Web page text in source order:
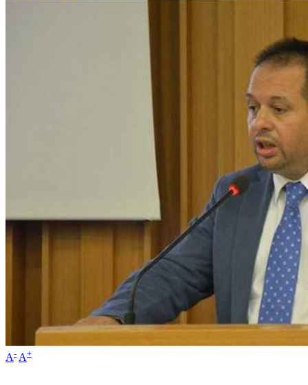
A- A+